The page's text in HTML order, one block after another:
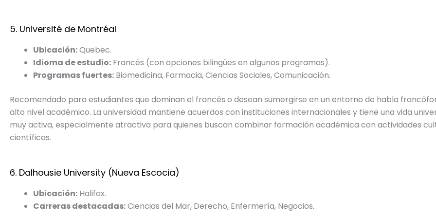
5. Université de Montréal
Ubicación:Quebec.
Idioma de estudio: Francés (con opciones bilingües en algunos programas).
Programas fuertes: Biomedicina, Farmacia, Ciencias Sociales, Comunicación.
Recomendado para estudiantes que dominan el francés o desean sumergirse en un entorno de habla
alto nivel académico. La universidad mantiene acuerdos con instituciones internacionales y tiene una vida
muy activa, especialmente atractiva para quienes buscan combinar formación académica con actividades
científicas.
6. Dalhousie University (Nueva Escocia)
Ubicación: Halifax.
Carreras destacadas:Ciencias del Mar, Derecho, Enfermería, Negocios.